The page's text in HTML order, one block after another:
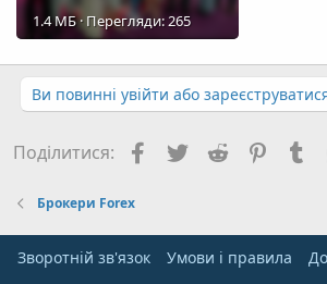
1.4 MБ · Перегляди: 265
Ви повинні увійти або
Поділитися: Facebook
TwitterReddit
Брокери Forex
Зворотній зв'язок Умови і правила